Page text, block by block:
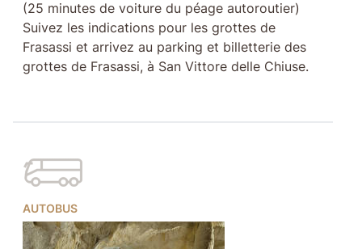
(25 minutes de voiture du péage autoroutier)
Suivez les indications pour les grottes de
Frasassi et arrivez au parking et billetterie des
grottes de Frasassi, à San Vittore delle Chiuse.
AUTOBUS